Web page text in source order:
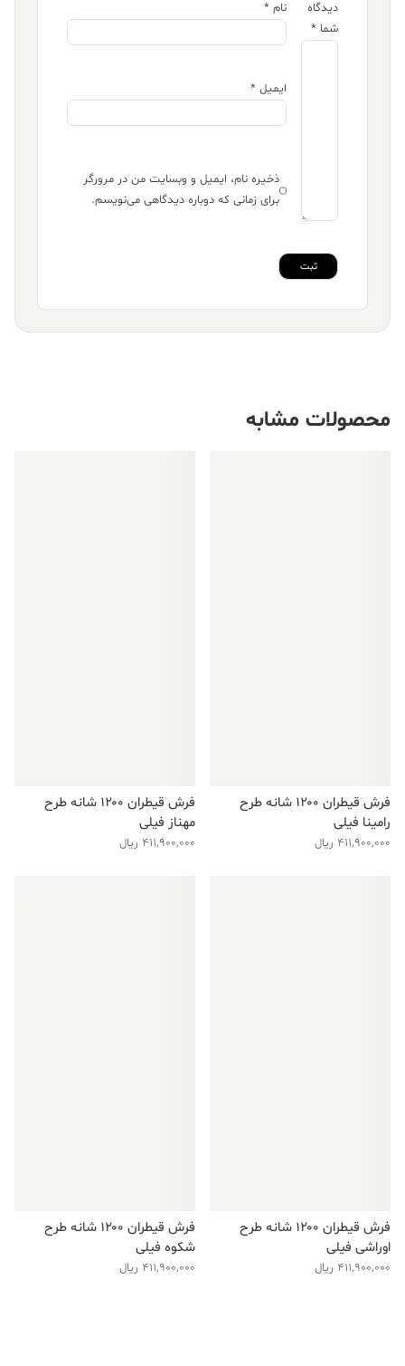
دیدگاه
شما *
نام *
ایمیل *
ذخیره نام، ایمیل و وبسایت من در مرورگر
برای زمانی که دوباره دیدگاهی می‌نویسم.
محصولات مشابه
فرش قیطران ۱۲۰۰ شانه طرح
رامینا فیلی
411,900,000 ریال
فرش قیطران ۱۲۰۰ شانه طرح
مهناز فیلی
411,900,000 ریال
فرش قیطران ۱۲۰۰ شانه طرح
اوراشی فیلی
411,900,000 ریال
فرش قیطران ۱۲۰۰ شانه طرح
شکوه فیلی
411,900,000 ریال